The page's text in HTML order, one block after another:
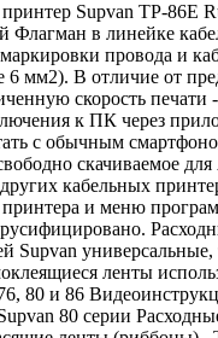
Supvan TP-86E
Флагман в линейке
провода и
6 мм2). В отличие от
скорость
к ПК через
с обычным
скачиваемое
кабельных
и меню
Supvan
ленты
80 и 86
80 серии